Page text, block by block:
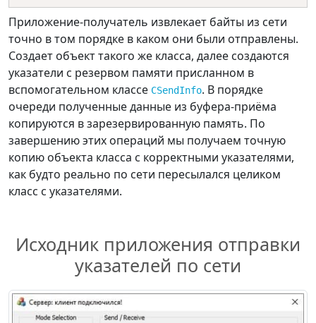
Приложение-получатель извлекает байты из сети
точно в том порядке в каком они были отправлены.
Создает объект такого же класса, далее создаются
указатели с резервом памяти присланном в
вспомогательном классе CSendInfo. В порядке
очереди полученные данные из буфера-приёма
копируются в зарезервированную память. По
завершению этих операций мы получаем точную
копию объекта класса с корректными указателями,
как будто реально по сети пересылался целиком
класс с указателями.
Исходник приложения отправки
указателей по сети